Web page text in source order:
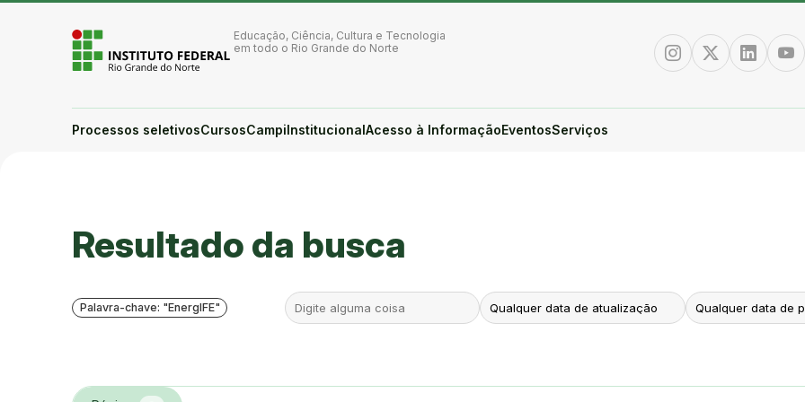
Ir para a página inicial
Ir para a busca
Ir para o menu principal
Ir para o conteúdo
Alto contraste
Login da Área Administrativa
Educação, Ciência, Cultura e Tecnologia
em todo o Rio Grande do Norte
InstagramTwitter/XLinkedin
Processos seletivosCursosCampiInstitucionalAcesso à InformaçãoEventosServiços
Resultado da busca
Palavra-chave: "EnergIFE"